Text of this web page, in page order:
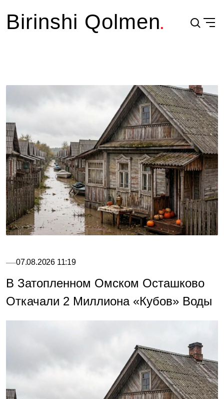
Birinshi Qolmen
07.08.2026 11:19
В Затопленном Омском Осташково
Откачали 2 Миллиона «кубов» Воды